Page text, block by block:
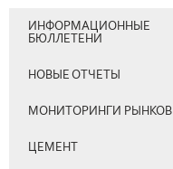
ИНФОРМАЦИОННЫЕ
БЮЛЛЕТЕНИ
НОВЫЕ ОТЧЕТЫ
МОНИТОРИНГИ РЫНКОВ
ЦЕМЕНТ